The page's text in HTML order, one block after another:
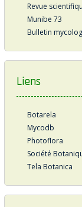
Revue
Munibe 73
Bulletin
Liens
Botarela
Mycodb
Photoflora
Société
Tela Botanica